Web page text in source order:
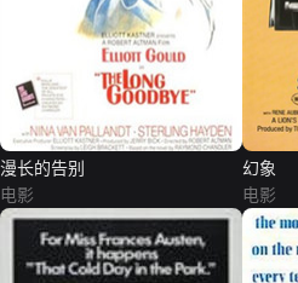
漫长的告别
电影
幻象
电影